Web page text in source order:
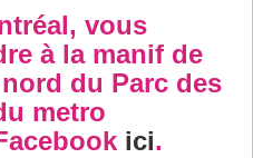
vous
à la manif de
du Parc des
metro
ici.